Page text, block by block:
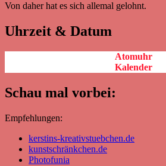
Von daher hat es sich allemal gelohnt.
Uhrzeit & Datum
Atomuhr
Kalender
Schau mal vorbei:
Empfehlungen:
kerstins-kreativstuebchen.de
kunstschränkchen.de
Photofunia